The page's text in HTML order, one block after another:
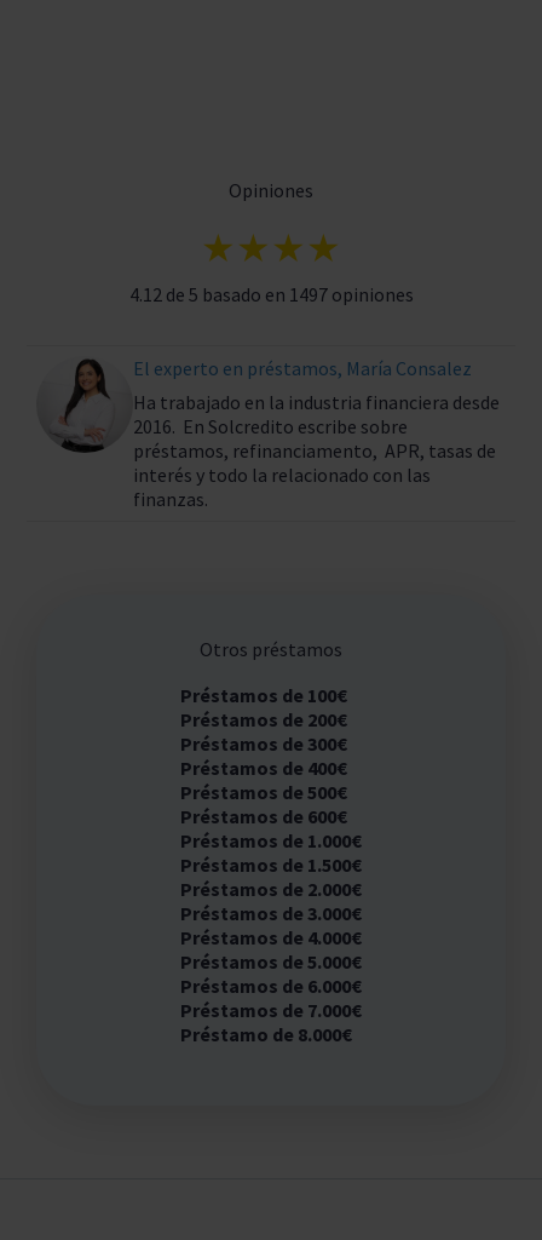
Opiniones
★★★★
4.12 de 5 basado en 1497 opiniones
El experto en préstamos, María Consalez
Ha trabajado en la industria financiera desde
2016. En Solcredito escribe sobre
préstamos, refinanciamento, APR, tasas de
interés y todo la relacionado con las
finanzas.
Otros préstamos
Préstamos de 100€
Préstamos de 200€
Préstamos de 300€
Préstamos de 400€
Préstamos de 500€
Préstamos de 600€
Préstamos de 1.000€
Préstamos de 1.500€
Préstamos de 2.000€
Préstamos de 3.000€
Préstamos de 4.000€
Préstamos de 5.000€
Préstamos de 6.000€
Préstamos de 7.000€
Préstamo de 8.000€